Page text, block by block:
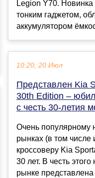
Legion Y70.
тонким гаджетом,
аккумулятором
10:20, 20 Июл
Представлен Kia
30th Edition –
с честь 30-летия
Очень популярному
рынках (в том числе
кроссоверу Kia
30 лет. В честь
рынке представлена